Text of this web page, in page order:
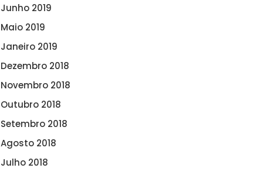
Junho 2019
Maio 2019
Janeiro 2019
Dezembro 2018
Novembro 2018
Outubro 2018
Setembro 2018
Agosto 2018
Julho 2018